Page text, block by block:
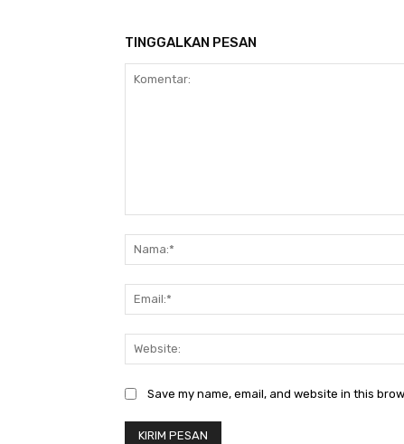
TINGGALKAN PESAN
Save my name, email, and website in this